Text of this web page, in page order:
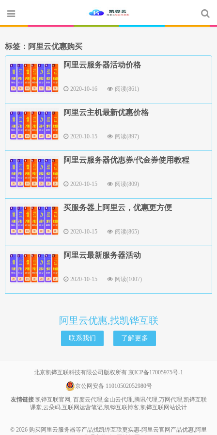
标签：阿里云优惠购买
阿里云服务器活动价格
2020-10-16 阅读(861)
阿里云主机最新优惠价格
2020-10-15 阅读(897)
阿里云服务器优惠券/代金券使用教程
2020-10-15 阅读(809)
买服务器上阿里云，优惠更方便
2020-10-15 阅读(865)
阿里云最新服务器活动
2020-10-15 阅读(1007)
阿里云优惠,找凯铧互联
联系我们 了解更多
北京凯铧互联科技有限公司版权所有 京ICP备17005975号-1
京公网安备 11010502052980号
友情链接 凯铧互联官网, 百度云代理,金山云代理,腾讯代理,万网代理,凯铧互联
课堂,云朵码,互联网运营笔记,凯铧互联博客,凯铧互联网站设计
© 2026 购买阿里云服务器等产品找凯铧互联更实惠-阿里云官网产品优惠,阿里